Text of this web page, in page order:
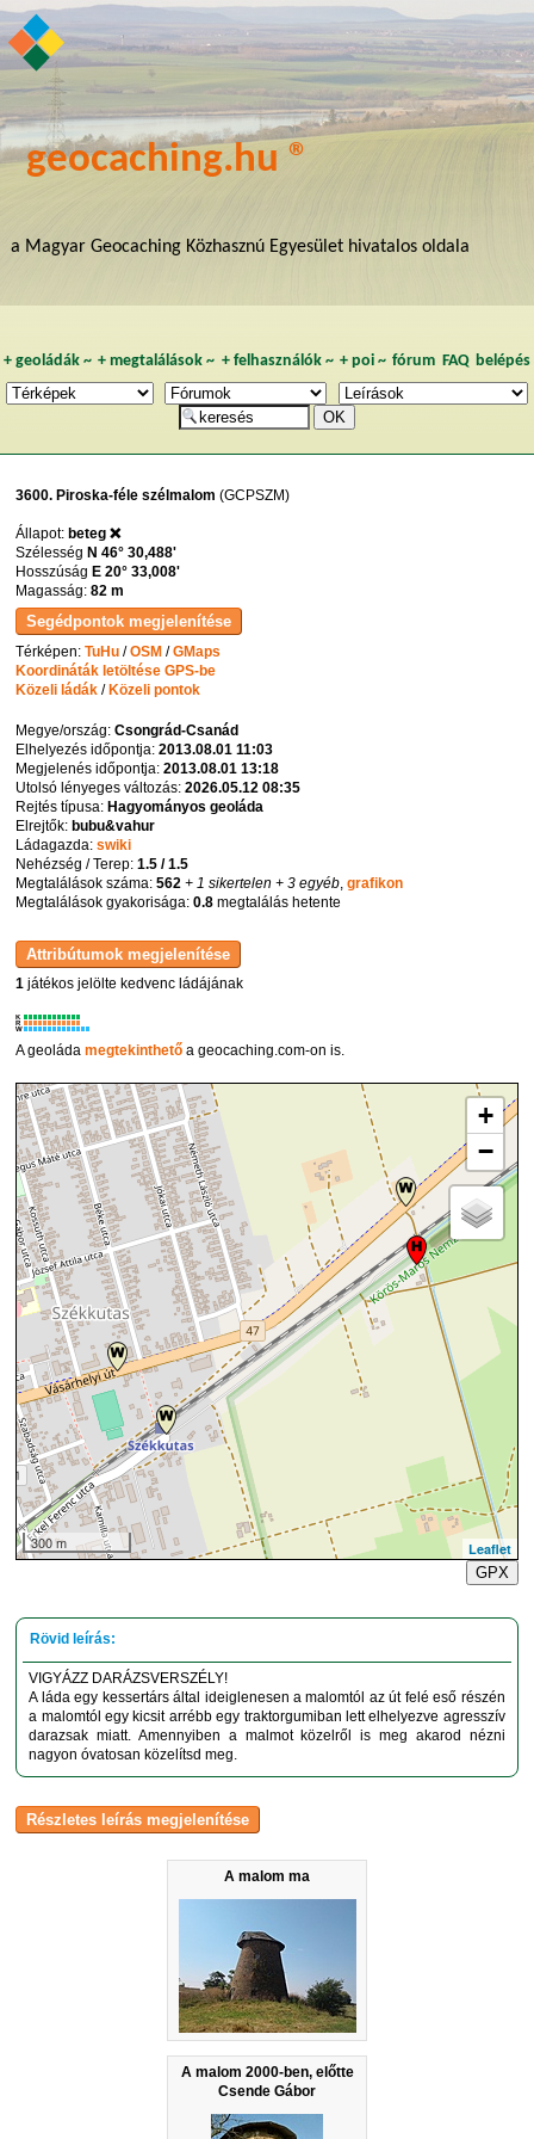
geocaching.hu ®
a Magyar Geocaching Közhasznú Egyesület hivatalos oldala
+ geoládák~ +megtalálások ~ + felhasználók~ + poi~ fórum FAQ belépés
3600. Piroska-féle szélmalom (GCPSZM)
A malom ma
A malom 2000-ben, előtte
Csende Gábor
Állapot:beteg ❌
SzélességN 46° 30,488'
HosszúságE 20° 33,008'
Magasság:82 m
Térképen:TuHu /OSM /GMaps
Koordináták letöltése GPS-be
Közeli ládák / Közeli pontok
Megye/ország:Csongrád-Csanád
Elhelyezés időpontja:2013.08.01 11:03
Megjelenés időpontja:2013.08.01 13:18
Utolsó lényeges változás:2026.05.12 08:35
Rejtés típusa: Hagyományos geoláda
Elrejtők: bubu&vahur
Ládagazda:swiki
Nehézség / Terep:1.5 / 1.5
Megtalálások száma:562 + 1 sikertelen + 3 egyéb,grafikon
Megtalálások gyakorisága:0.8 megtalálás hetente
1 játékos jelölte kedvenc ládájának
K
R
W
A geoládamegtekinthető a geocaching.com-on is.
+
−
300 m
Leaflet
GPX
VIGYÁZZ DARÁZSVERSZÉLY!
A láda egy kessertárs által ideiglenesen a malomtól az út felé eső részén
a malomtól egy kicsit arrébb egy traktorgumiban lett elhelyezve agresszív
darazsak miatt. Amennyiben a malmot közelről is meg akarod nézni
nagyon óvatosan közelítsd meg.